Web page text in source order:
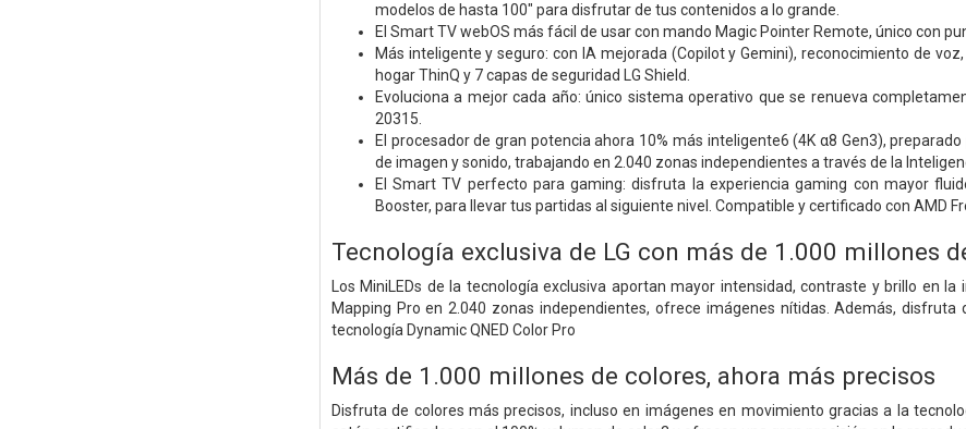
modelos de hasta 100" para disfrutar de tus contenidos a lo grande.
El Smart TV webOS más fácil de usar con mando Magic Pointer Remote, único con
Más inteligente y seguro: con IA mejorada (Copilot y Gemini), reconocimiento de
hogar ThinQ y 7 capas de seguridad LG Shield.
Evoluciona a mejor cada año: único sistema operativo que se renueva
20315.
El procesador de gran potencia ahora 10% más inteligente6 (4K α8 Gen3),
de imagen y sonido, trabajando en 2.040 zonas independientes a través de la
El Smart TV perfecto para gaming: disfruta la experiencia gaming con mayor
Booster, para llevar tus partidas al siguiente nivel. Compatible y certificado con AMD
Tecnología exclusiva de LG con más de 1.000 millones
Los MiniLEDs de la tecnología exclusiva aportan mayor intensidad, contraste y brillo en
Mapping Pro en 2.040 zonas independientes, ofrece imágenes nítidas. Además,
tecnología Dynamic QNED Color Pro
Más de 1.000 millones de colores, ahora más precisos
Disfruta de colores más precisos, incluso en imágenes en movimiento gracias a la